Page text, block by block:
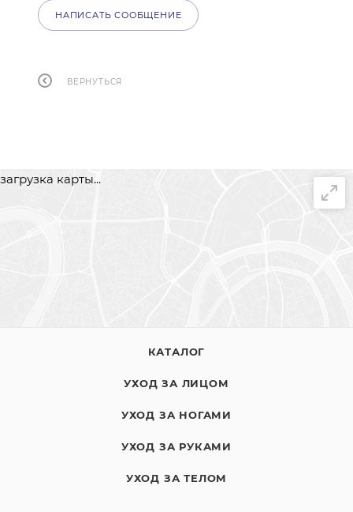
НАПИСАТЬ СООБЩЕНИЕ
ВЕРНУТЬСЯ
загрузка карты...
КАТАЛОГ
УХОД ЗА ЛИЦОМ
УХОД ЗА НОГАМИ
УХОД ЗА РУКАМИ
УХОД ЗА ТЕЛОМ